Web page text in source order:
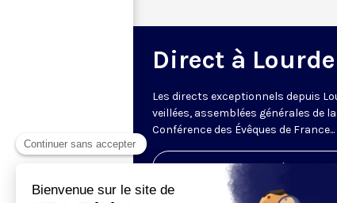
Direct à
Les directs exceptionnels depuis
veillées, assemblées générales de la
Conférence des Évêques de France...
Visiter la page de l'émission